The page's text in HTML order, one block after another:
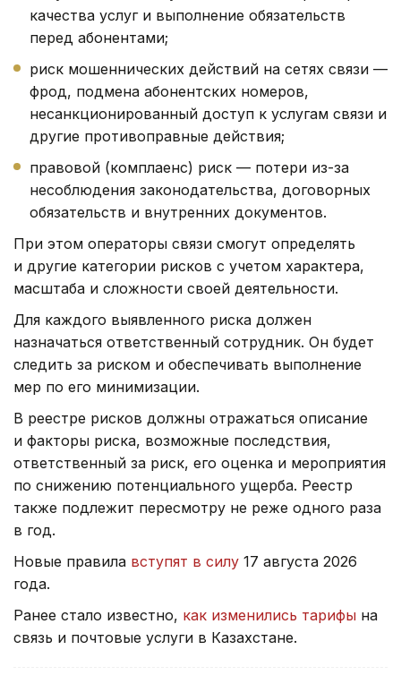
качества услуг и выполнение обязательств
перед абонентами;
риск мошеннических действий на сетях связи —
фрод, подмена абонентских номеров,
несанкционированный доступ к услугам связи и
другие противоправные действия;
правовой (комплаенс) риск — потери из-за
несоблюдения законодательства, договорных
обязательств и внутренних документов.
При этом операторы связи смогут определять
и другие категории рисков с учетом характера,
масштаба и сложности своей деятельности.
Для каждого выявленного риска должен
назначаться ответственный сотрудник. Он будет
следить за риском и обеспечивать выполнение
мер по его минимизации.
В реестре рисков должны отражаться описание
и факторы риска, возможные последствия,
ответственный за риск, его оценка и мероприятия
по снижению потенциального ущерба. Реестр
также подлежит пересмотру не реже одного раза
в год.
Новые правила вступят в силу 17 августа 2026
года.
Ранее стало известно, как изменились тарифы на
связь и почтовые услуги в Казахстане.